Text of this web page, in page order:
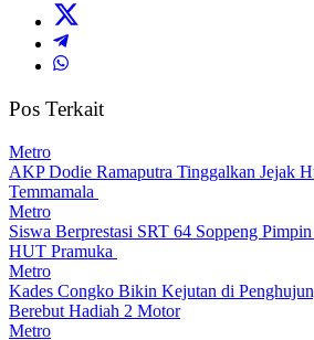
Pos Terkait
Metro
AKP Dodie Ramaputra Tinggalkan Jejak
Temmamala
Metro
Siswa Berprestasi SRT 64 Soppeng
HUT Pramuka
Metro
Kades Congko Bikin Kejutan di
Berebut Hadiah 2 Motor
Metro